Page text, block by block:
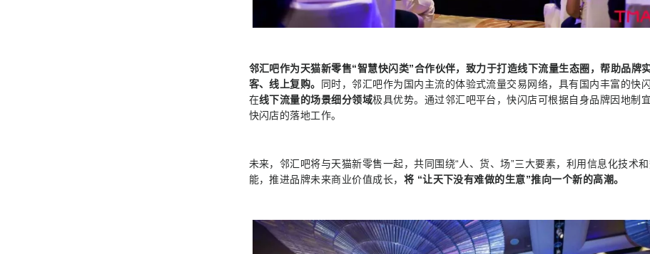
邻汇吧作为天猫新零售“智慧快闪类”合作伙伴，致力于打造线下流量生态圈，帮助品牌
客、线上复购。
同时，邻汇吧作为国内主流的体验式流量交易网络，具有国内丰富的快闪
在线下流量的场景细分领域极具优势。通过邻汇吧平台，快闪店可根据自身品牌因地制
快闪店的落地工作。
未来，邻汇吧将与天猫新零售一起，共同围绕“人、货、场”三大要素，利用信息化技术
能，推进品牌未来商业价值成长， 将 “让天下没有难做的生意”推向一个新的高潮。